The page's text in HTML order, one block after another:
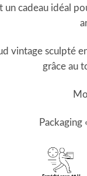
un cadeau idéal
vintage sculpté
grâce au
Packaging